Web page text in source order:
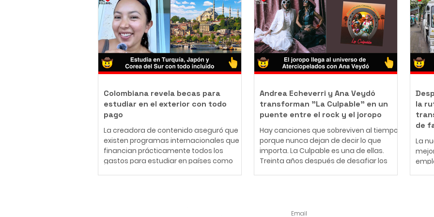
del Meta articuló con ocho parqueaderos
privados de Villavicencio una alternativa
que facilitará el acceso vehicular a los
principales escenarios del evento. La
iniciativa permitirá a los asistentes
planificar
trabajo como barrendero en las calles de
Ibagué con una misión que resume en
una frase: "Bendecido para bendecir".
Desde muy pequeño, Leonardo entendió
lo que significa enfrentar dificultades
económicas. Creció en una familia de
escasos r
más
más
Colombiana revela becas para
estudiar en el exterior con todo
pago
La creadora de contenido aseguró que
existen programas internacionales que
financian prácticamente todos los
gastos para estudiar en países como
Andrea Echeverri y Ana Veydó
transforman "La Culpable" en un
puente entre el rock y el joropo
Hay canciones que sobreviven al tiempo
porque nunca dejan de decir lo que
importa. La Culpable es una de ellas.
Treinta años después de desafiar los
acompañado por la voz indómita de Ana
la
de
La